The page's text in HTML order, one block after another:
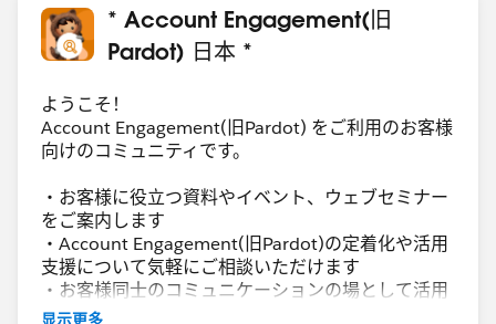
* Account Engagement(旧
Pardot) 日本 *
ようこそ！
Account Engagement(旧Pardot) をご利用のお客様
向けのコミュニティです。
・お客様に役立つ資料やイベント、ウェブセミナー
をご案内します
・Account Engagement(旧Pardot)の定着化や活用
支援について気軽にご相談いただけます
・お客様同士のコミュニケーションの場として活用
いただけます
显示更多